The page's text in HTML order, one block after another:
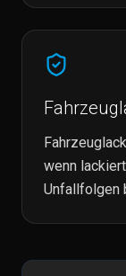
wenn
Unfallfolgen